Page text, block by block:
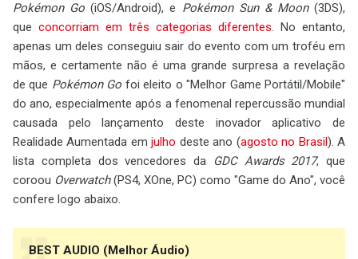
Pokémon Go (iOS/Android), e Pokémon Sun & Moon(3DS),
que concorriam em três categorias diferentes. No entanto,
apenas um deles conseguiu sair do evento com um troféu em
mãos, e certamente não é uma grande surpresa a revelação
de que Pokémon Go foi eleito o "Melhor Game Portátil/Mobile"
do ano, especialmente após a fenomenal repercussão mundial
causada pelo lançamento deste inovador aplicativo de
Realidade Aumentada emjulho deste ano (agosto no Brasil). A
lista completa dos vencedores da
GDC Awards 2017, que
coroou Overwatch(PS4, XOne, PC) como "Game do Ano", você
confere logo abaixo.
BEST AUDIO (Melhor Áudio)